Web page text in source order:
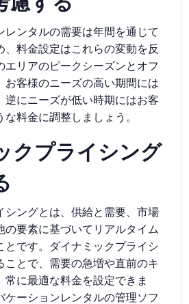
レンタルの需要は年間を通じて
、料金設定はこれらの変動を反
エリアのピークシーズンとオフ
お客様のニーズの高い期間には
逆にニーズが低い時期にはお客
料金に調整しましょう。
クプライシング
シングとは、供給と需要、市場
の要素に基づいてリアルタイム
とです。ダイナミックプライシ
ことで、需要の急増や直前のキ
常に最適な料金を設定できま
ケーションレンタルの管理ソフ